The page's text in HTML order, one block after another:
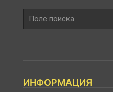
поиска
ИНФОРМАЦИЯ